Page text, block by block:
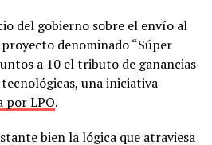
del gobierno sobre el envío al
denominado “Súper
a 10 el tributo de ganancias
una iniciativa
por LPO.
bien la lógica que atraviesa